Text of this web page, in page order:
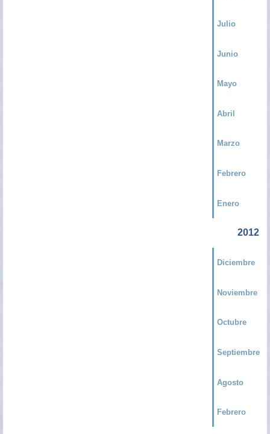
Julio
Junio
Mayo
Abril
Marzo
Febrero
Enero
2012
Diciembre
Noviembre
Octubre
Septiembre
Agosto
Febrero